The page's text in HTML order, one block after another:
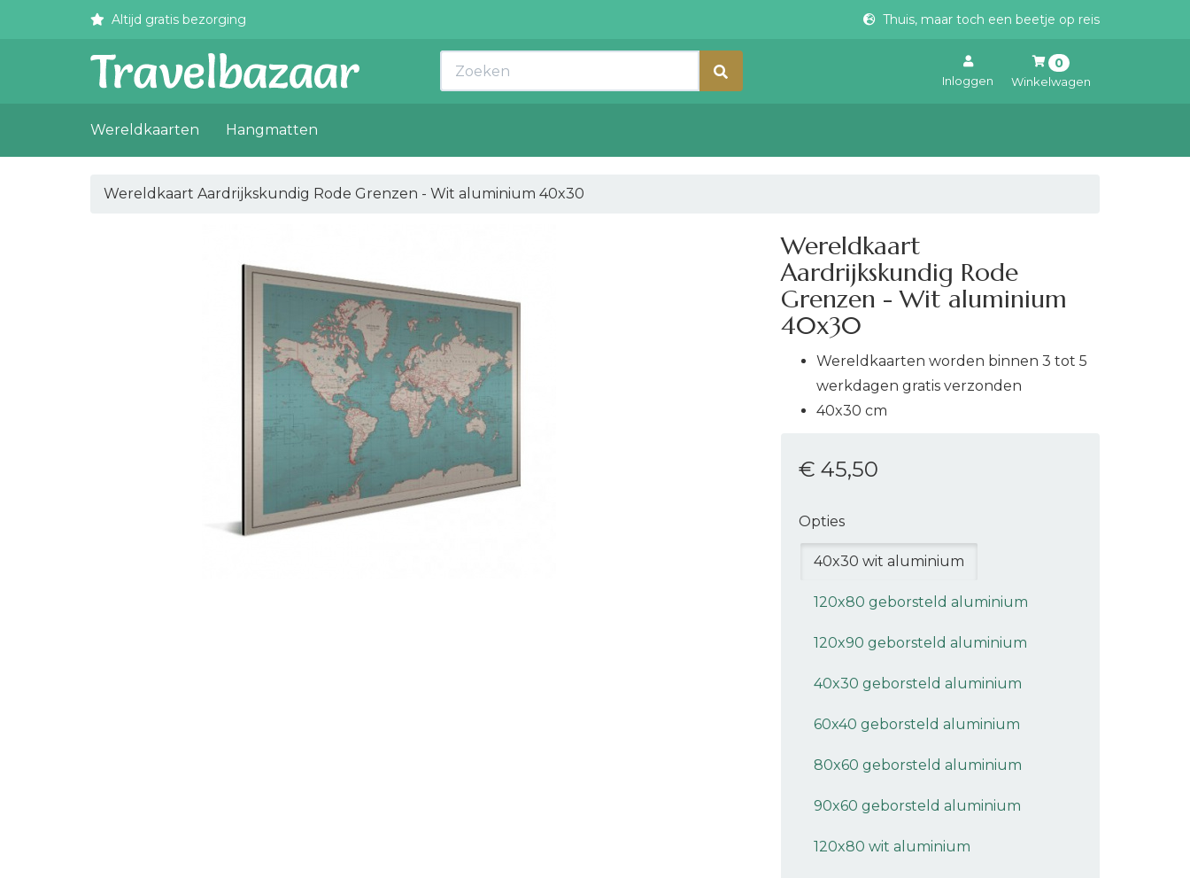
Altijd gratis bezorging Thuis, maar toch een beetje op reis
Zoeken
Inloggen
0
Winkelwagen
Wereldkaarten Hangmatten
Wereldkaart Aardrijkskundig Rode Grenzen - Wit aluminium 40x30
Wereldkaart
Aardrijkskundig Rode
Grenzen - Wit aluminium
40x30
Wereldkaarten worden binnen 3 tot 5
werkdagen gratis verzonden
40x30 cm
€ 45,50
Opties
40x30 wit aluminium
120x80 geborsteld aluminium
120x90 geborsteld aluminium
40x30 geborsteld aluminium
60x40 geborsteld aluminium
80x60 geborsteld aluminium
90x60 geborsteld aluminium
120x80 wit aluminium